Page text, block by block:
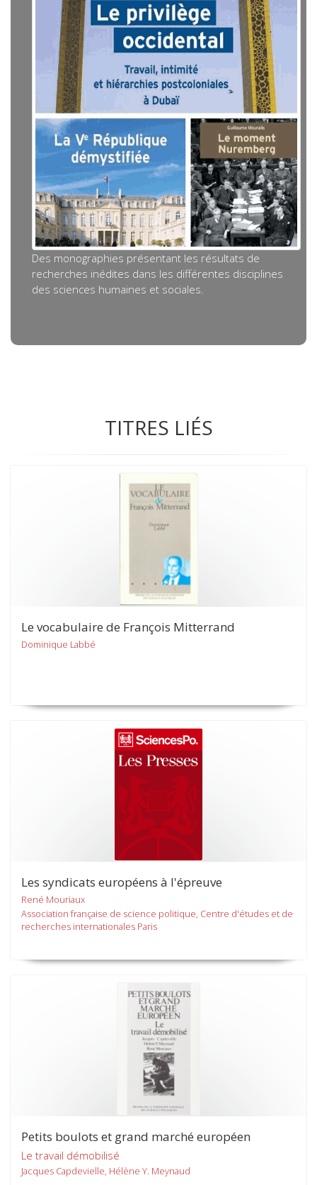
Des monographies présentant les résultats de
recherches inédites dans les différentes disciplines
des sciences humaines et sociales.
TITRES LIÉS
Le vocabulaire de François Mitterrand
Dominique Labbé
Les syndicats européens à l'épreuve
René Mouriaux
Association française de science politique, Centre d'études et de
recherches internationales Paris
Petits boulots et grand marché européen
Le travail démobilisé
Jacques Capdevielle, Hélène Y. Meynaud